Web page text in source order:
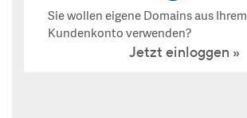
Sie wollen eigene Domains aus Ihrem
Kundenkonto verwenden?
Jetzt einloggen